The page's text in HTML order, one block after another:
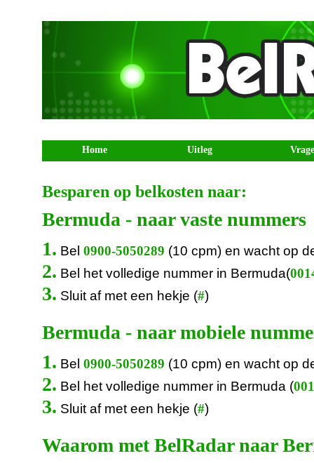
Home Uitleg
Besparen op belkosten naar:
Bermuda - naar vaste nummers
1. Bel 0900-5050289 (10 cpm) en wacht op
2. Bel het volledige nummer in Bermuda(
3. Sluit af met een hekje (#)
Bermuda - naar mobiele
1. Bel 0900-5050289 (10 cpm) en wacht op
2. Bel het volledige nummer in Bermuda (
3. Sluit af met een hekje (#)
Waarom met BelRadar naar